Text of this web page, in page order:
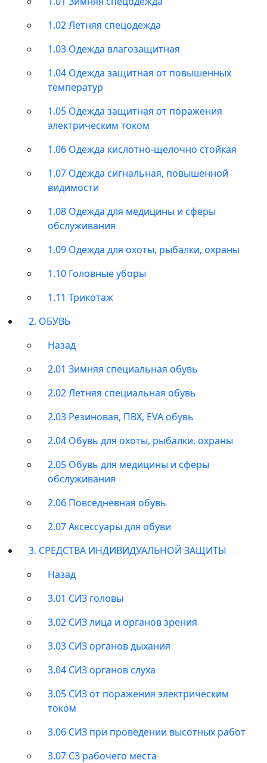
1.02 Летняя спецодежда
1.03 Одежда влагозащитная
1.04 Одежда защитная от повышенных
температур
1.05 Одежда защитная от поражения
электрическим током
1.06 Одежда кислотно-щелочно стойкая
1.07 Одежда сигнальная, повышенной
видимости
1.08 Одежда для медицины и сферы
обслуживания
1.09 Одежда для охоты, рыбалки, охраны
1.10 Головные уборы
1.11 Трикотаж
2. ОБУВЬ
Назад
2.01 Зимняя специальная обувь
2.02 Летняя специальная обувь
2.03 Резиновая, ПВХ, EVA обувь
2.04 Обувь для охоты, рыбалки, охраны
2.05 Обувь для медицины и сферы
обслуживания
2.06 Повседневная обувь
2.07 Аксессуары для обуви
3. СРЕДСТВА ИНДИВИДУАЛЬНОЙ ЗАЩИТЫ
Назад
3.01 СИЗ головы
3.02 СИЗ лица и органов зрения
3.03 СИЗ органов дыхания
3.04 СИЗ органов слуха
3.05 СИЗ от поражения электрическим
током
3.06 СИЗ при проведении высотных работ
3.07 СЗ рабочего места